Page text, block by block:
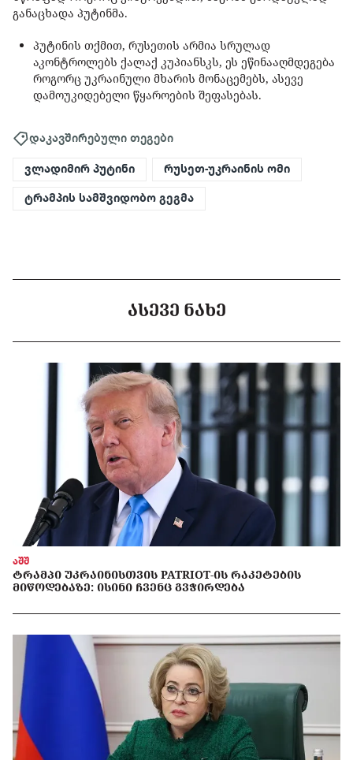
განაცხადა პუტინმა.
პუტინის თქმით, რუსეთის არმია სრულად
აკონტროლებს ქალაქ კუპიანსკს, ეს ეწინააღმდეგება
როგორც უკრაინული მხარის მონაცემებს, ასევე
დამოუკიდებელი წყაროების შეფასებას.
დაკავშირებული თეგები
ვლადიმირ პუტინი რუსეთ-უკრაინის ომი
ტრამპის სამშვიდობო გეგმა
ᲐᲡᲔᲕᲔ ᲜᲐᲮᲔ
აშშ
ᲢᲠᲐᲛᲞᲘ ᲣᲙᲠᲐᲘᲜᲘᲡᲗᲕᲘᲡ PATRIOT-ᲘᲡ ᲠᲐᲙᲔᲢᲔᲑᲘᲡ
ᲛᲘᲬᲝᲓᲔᲑᲐᲖᲔ: ᲘᲡᲘᲜᲘ ᲩᲕᲔᲜᲪ ᲒᲕᲭᲘᲠᲓᲔᲑᲐ